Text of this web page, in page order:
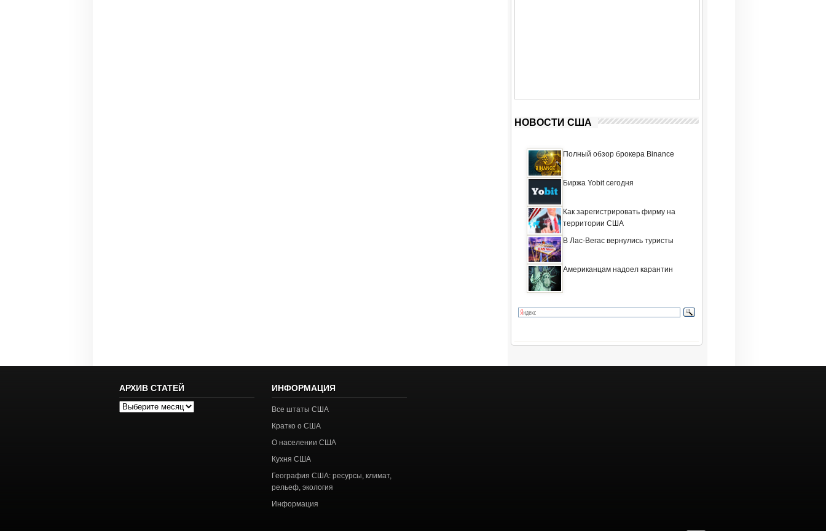
НОВОСТИ США
Полный обзор брокера Binance
Биржа Yobit сегодня
Как зарегистрировать фирму на
территории США
В Лас-Вегас вернулись туристы
Американцам надоел карантин
АРХИВ СТАТЕЙ
Архив
ИНФОРМАЦИЯ
Все штаты США
Кратко о США
О населении США
Кухня США
География США: ресурсы, климат,
рельеф, экология
Информация